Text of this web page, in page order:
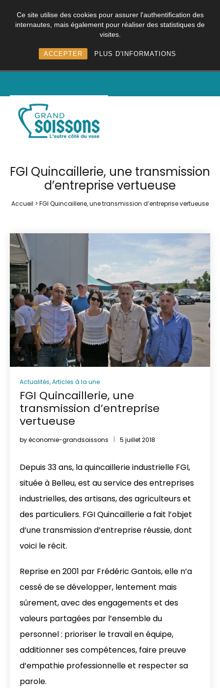
Ce site utilise des cookies pour assurer l'authentification des
internautes, mais également pour réaliser des statistiques de
visites.
ACCEPTER PLUS D'INFORMATIONS
FGI Quincaillerie, une transmission
d’entreprise vertueuse
Accueil > FGI Quincaillerie, une transmission d’entreprise vertueuse
Actualités,Articles à la une
FGI Quincaillerie, une
transmission d’entreprise
vertueuse
byéconomie-grandsoissons 5 juillet 2018
Depuis 33 ans, la quincaillerie industrielle FGI,
située à Belleu, est au service des entreprises
industrielles, des artisans, des agriculteurs et
des particuliers. FGI Quincaillerie a fait l’objet
d’une transmission d’entreprise réussie, dont
voici le récit.
Reprise en 2001 par Frédéric Gantois, elle n’a
cessé de se développer, lentement mais
sûrement, avec des engagements et des
valeurs partagées par l’ensemble du
personnel : prioriser le travail en équipe,
additionner ses compétences, faire preuve
d’empathie professionnelle et respecter sa
parole.